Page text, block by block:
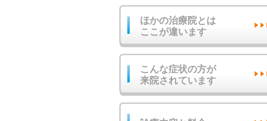
ほかの治療院とは
ここが違います
こんな症状の方が
来院されています